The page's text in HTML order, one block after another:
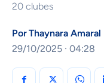
20 clubes
PorThaynara Amaral
29/10/2025 · 04:28